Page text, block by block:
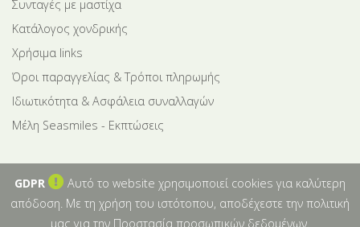
Συνταγές με μαστίχα
Κατάλογος χονδρικής
Χρήσιμα links
Όροι παραγγελίας & Τρόποι πληρωμής
Ιδιωτικότητα & Ασφάλεια συναλλαγών
Μέλη Seasmiles - Εκπτώσεις
GDPR
Αυτό το website χρησιμοποιεί cookies για καλύτερη
απόδοση. Με τη χρήση του ιστότοπου, αποδέχεστε την πολιτική
μας για την Προστασία προσωπικών δεδομένων